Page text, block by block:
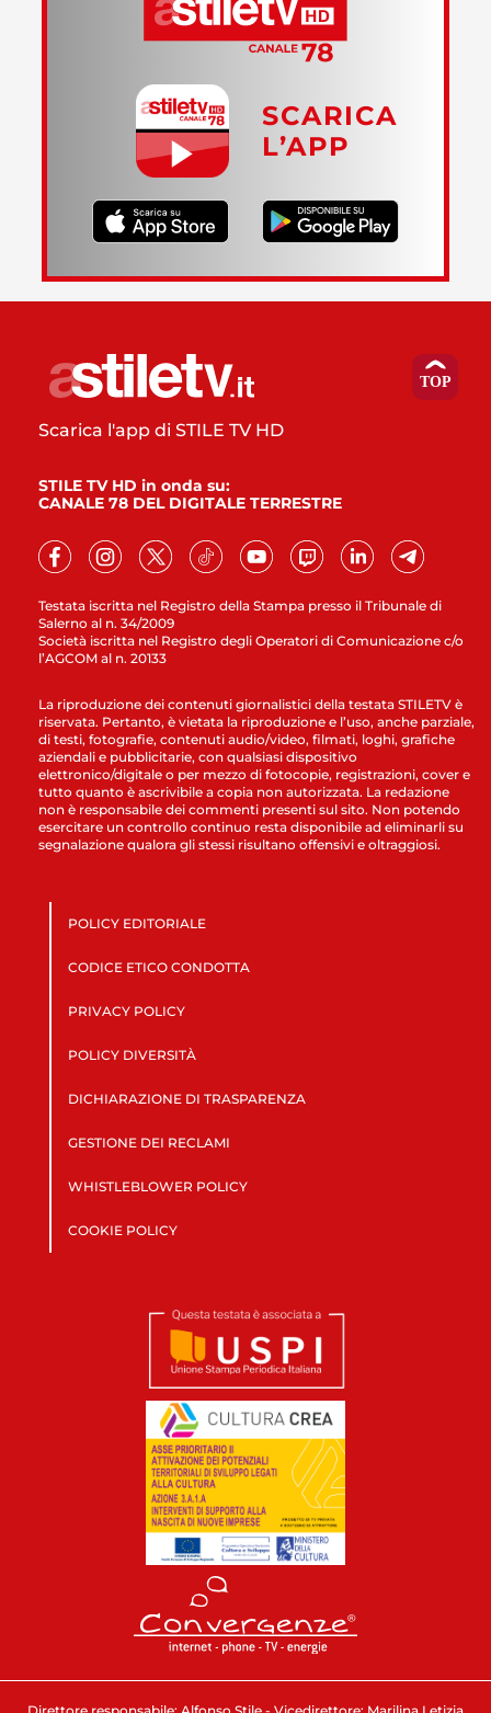
SCARICA
L’APP
Testata iscritta nel Registro della Stampa presso il Tribunale di
Salerno al n. 34/2009
Società iscritta nel Registro degli Operatori di Comunicazione c/o
l’AGCOM al n. 20133
Scarica l'app di STILE TV HD
STILE TV HD in onda su:
CANALE 78 DEL DIGITALE TERRESTRE
La riproduzione dei contenuti giornalistici della testata STILETV è
riservata. Pertanto, è vietata la riproduzione e l’uso, anche parziale,
di testi, fotografie, contenuti audio/video, filmati, loghi, grafiche
aziendali e pubblicitarie, con qualsiasi dispositivo
elettronico/digitale o per mezzo di fotocopie, registrazioni, cover e
tutto quanto è ascrivibile a copia non autorizzata. La redazione
non è responsabile dei commenti presenti sul sito. Non potendo
esercitare un controllo continuo resta disponibile ad eliminarli su
segnalazione qualora gli stessi risultano offensivi e oltraggiosi.
POLICY EDITORIALE
CODICE ETICO CONDOTTA
PRIVACY POLICY
POLICY DIVERSITÀ
DICHIARAZIONE DI TRASPARENZA
GESTIONE DEI RECLAMI
WHISTLEBLOWER POLICY
COOKIE POLICY